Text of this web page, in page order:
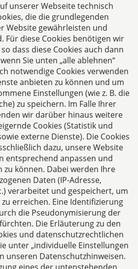
18 Weiter
für Fragen rund um
und
unserer Webseite technisch
die die grundlegenden
Website gewährleisten und
Für diese Cookies benötigen wir
dass diese Cookies auch dann
Sie unten „alle ablehnen“
notwendige Cookies verwenden
anbieten zu können und um
Einstellungen (wie z. B. die
zu speichern. Im Falle Ihrer
wir darüber hinaus weitere
Cookies (Statistik und
externe Dienste). Die Cookies
dazu, unsere Website
entsprechend anpassen und
zu können. Dabei werden Ihre
Daten (IP-Adresse,
verarbeitet und gespeichert, um
erreichen. Eine Identifizierung
die Pseudonymisierung der
Die Erläuterung zu den
und datenschutzrechtlichen
unter „individuelle Einstellungen
unseren Datenschutzhinweisen.